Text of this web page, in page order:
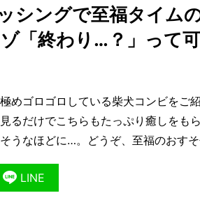
シングで至福タイム
「終わり…？」って
めゴロゴロしている柴犬コンビをご
るだけでこちらもたっぷり癒しをも
うなほどに…。どうぞ、至福のおすそ
LINE